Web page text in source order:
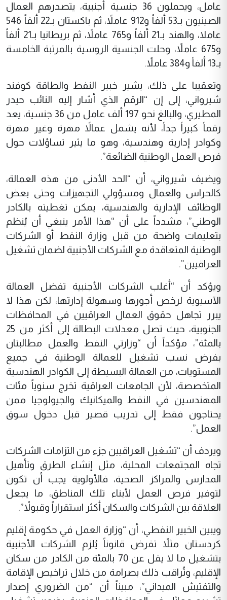
عامل، ويحملون 36 جنسية أجنبية، يتصدرهم العمال
الصينيون بـ53 ألفاً و912 عاملاً، ثم باكستان بـ22 ألفاً 546
عاملا، والهند بـ21 ألفاً و765 عاملاً، ثم بريطانيا بـ21 ألفاً
و675 عاملاً، وحلت الجنسية الروسية بالمرتبة الخامسة
بـ13 ألفاً و384 عاملاً.
وتعقيبا على ذلك، يشير خبير النفط والطاقة كوفند
شيرواني، إلى إن “الرقم الذي أشار إليه النائب حيدر
المطيري، والبالغ نحو 197 ألف عامل من 36 جنسية، يعد
رقماً كبيراً جداً، لأنه يشمل عمالاً مهرة وغير مهرة
وكوادر إدارية وهندسية، وهو ما يثير تساؤلات حول
فرص العمل الوطنية الضائعة”.
ويضيف شيرواني، أن “الحد الأدنى من هذه العمالة،
كالحراس والعمال ومسؤولي التجهيزات وحتى بعض
الوظائف الإدارية والهندسية، يمكن تغطيته بالكادر
الوطني”، مشدداً على أن “هذا الأمر ينبغي أن يُنظم
بتعليمات واضحة من قبل وزارة النفط أو الشركات
الوطنية المتعاقدة مع الشركات الأجنبية لضمان تشغيل
العراقيين”.
ويؤكد أن “أغلب الشركات الأجنبية تفضل العمالة
الآسيوية لرخص أجورها وسهولة إدارتها، لكن هذا لا
يبرر تجاهل حقوق العمال العراقيين في المحافظات
الجنوبية، حيث تصل معدلات البطالة إلى أكثر من 25
بالمئة”، مؤكداً أن “وزارتي النفط والعمل مطالبتان
بفرض نسب تشغيل للعمالة الوطنية في جميع
المستويات، من العمالة البسيطة إلى الكوادر الهندسية
المتخصصة، لأن الجامعات العراقية تخرج سنوياً مئات
المهندسين في النفط والميكانيك والجيولوجيا ممن
يحتاجون فقط إلى تدريب قصير قبل دخول سوق
العمل”.
ويردف أن “تشغيل العراقيين جزء من التزامات الشركات
تجاه المجتمعات المحلية، مثل إنشاء الطرق وتأهيل
المدارس والمراكز الصحية، فالأولوية يجب أن تكون
لتوفير فرص العمل لأبناء تلك المناطق، ما يجعل
العلاقة بين الشركات والسكان أكثر استقراراً وقبولاً”.
ويبين الخبير النفطي، أن “وزارة العمل في حكومة إقليم
كردستان مثلاً تفرض قانوناً يُلزم الشركات الأجنبية
بتشغيل ما لا يقل عن 70 بالمئة من الكادر من سكان
الإقليم، وتُراقب ذلك بصرامة من خلال تراخيص الإقامة
والتفتيش الميداني”، مبيناً أن “من الضروري إصدار